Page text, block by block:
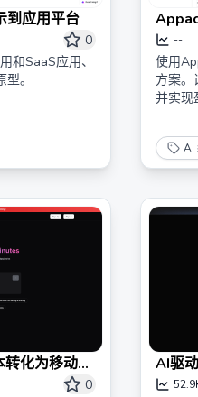
到应用平台
0
和SaaS应用、
。
人工
--
使用
方案。
并实现
AI
化为移动应
0
AI驱
创新 |